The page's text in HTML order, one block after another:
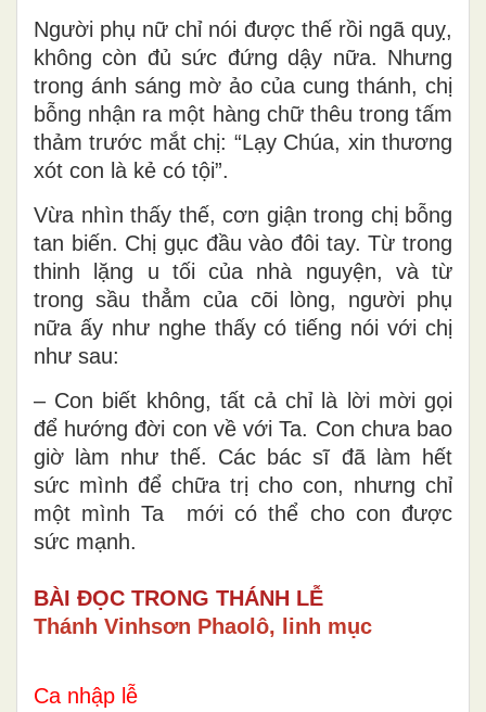
Người phụ nữ chỉ nói được thế rồi ngã quỵ,
không còn đủ sức đứng dậy nữa. Nhưng
trong ánh sáng mờ ảo của cung thánh, chị
bỗng nhận ra một hàng chữ thêu trong tấm
thảm trước mắt chị: “Lạy Chúa, xin thương
xót con là kẻ có tội”.
Vừa nhìn thấy thế, cơn giận trong chị bỗng
tan biến. Chị gục đầu vào đôi tay. Từ trong
thinh lặng u tối của nhà nguyện, và từ
trong sầu thẳm của cõi lòng, người phụ
nữa ấy như nghe thấy có tiếng nói với chị
như sau:
– Con biết không, tất cả chỉ là lời mời gọi
để hướng đời con về với Ta. Con chưa bao
giờ làm như thế. Các bác sĩ đã làm hết
sức mình để chữa trị cho con, nhưng chỉ
một mình Ta mới có thể cho con được
sức mạnh.
BÀI ĐỌC TRONG THÁNH LỄ
Thánh Vinhsơn Phaolô, linh mục
Ca nhập lễ